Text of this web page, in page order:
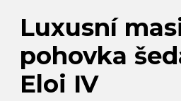
Luxusní
pohovka
Eloi IV